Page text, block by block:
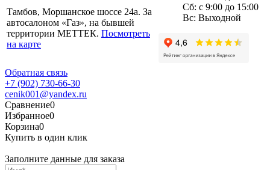
Тамбов, Моршанское шоссе 24а. За
автосалоном «Газ», на бывшей
территории МЕТТЕК. Посмотреть
на карте
Сб: с 9:00 до 15:00
Вс: Выходной
Обратная связь
+7 (902) 730-66-30
cenik001@yandex.ru
Сравнение0
Избранное0
Корзина0
Купить в один клик
Заполните данные для заказа